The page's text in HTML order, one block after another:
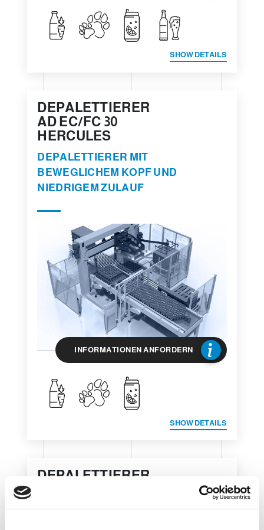
SHOW DETAILS
DEPALETTIERER
AD EC/FC 30
HERCULES
DEPALETTIERER MIT
BEWEGLICHEM KOPF UND
NIEDRIGEM ZULAUF
INFORMATIONEN ANFORDERN
SHOW DETAILS
DEPALETTIERER